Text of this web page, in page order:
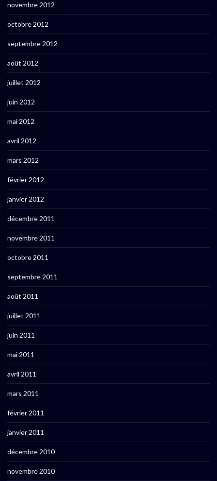
novembre 2012
octobre 2012
septembre 2012
août 2012
juillet 2012
juin 2012
mai 2012
avril 2012
mars 2012
février 2012
janvier 2012
décembre 2011
novembre 2011
octobre 2011
septembre 2011
août 2011
juillet 2011
juin 2011
mai 2011
avril 2011
mars 2011
février 2011
janvier 2011
décembre 2010
novembre 2010